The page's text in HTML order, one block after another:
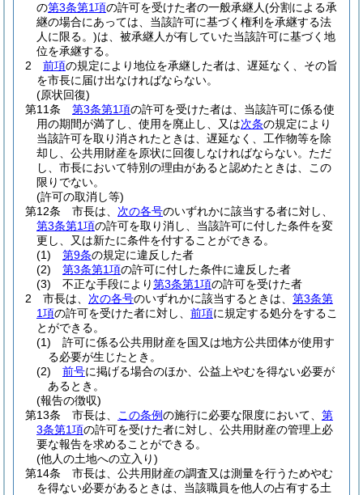
の第3条第1項の許可を受けた者の一般承継人(分割による承
継の場合にあっては、当該許可に基づく権利を承継する法
人に限る。)は、被承継人が有していた当該許可に基づく地
位を承継する。
2
前項の規定により地位を承継した者は、遅延なく、その旨
を市長に届け出なければならない。
(原状回復)
第11条
第3条第1項の許可を受けた者は、当該許可に係る使
用の期間が満了し、使用を廃止し、又は次条の規定により
当該許可を取り消されたときは、遅延なく、工作物等を除
却し、公共用財産を原状に回復しなければならない。 ただ
し、市長において特別の理由があると認めたときは、この
限りでない。
(許可の取消し等)
第12条
市長は、 次の各号のいずれかに該当する者に対し、
第3条第1項の許可を取り消し、当該許可に付した条件を変
更し、又は新たに条件を付することができる。
(1)
第9条の規定に違反した者
(2)
第3条第1項の許可に付した条件に違反した者
(3)
不正な手段により第3条第1項の許可を受けた者
2
市長は、 次の各号のいずれかに該当するときは、 第3条第
1項の許可を受けた者に対し、 前項に規定する処分をするこ
とができる。
(1)
許可に係る公共用財産を国又は地方公共団体が使用す
る必要が生じたとき。
(2)
前号に掲げる場合のほか、公益上やむを得ない必要が
あるとき。
(報告の徴収)
第13条
市長は、 この条例の施行に必要な限度において、 第
3条第1項の許可を受けた者に対し、公共用財産の管理上必
要な報告を求めることができる。
(他人の土地への立入り)
第14条
市長は、公共用財産の調査又は測量を行うためやむ
を得ない必要があるときは、当該職員を他人の占有する土